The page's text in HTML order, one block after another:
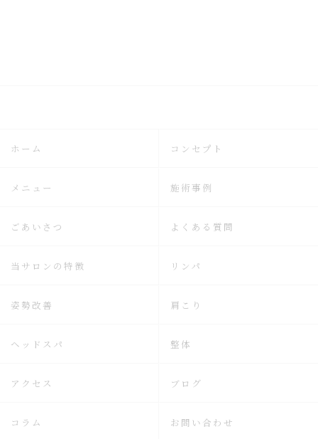
ホーム コンセプト
メニュー 施術事例
ごあいさつ よくある質問
当サロンの特徴 リンパ
姿勢改善 肩こり
ヘッドスパ 整体
アクセス ブログ
コラム お問い合わせ